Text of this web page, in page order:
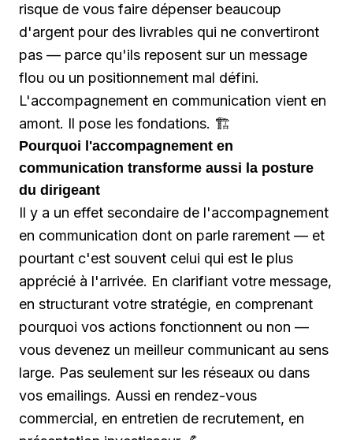
risque de vous faire dépenser beaucoup
d'argent pour des livrables qui ne convertiront
pas — parce qu'ils reposent sur un message
flou ou un positionnement mal défini.
L'accompagnement en communication vient en
amont. Il pose les fondations. 🏗️
Pourquoi l'accompagnement en
communication transforme aussi la posture
du dirigeant
Il y a un effet secondaire de l'accompagnement
en communication dont on parle rarement — et
pourtant c'est souvent celui qui est le plus
apprécié à l'arrivée. En clarifiant votre message,
en structurant votre stratégie, en comprenant
pourquoi vos actions fonctionnent ou non —
vous devenez un meilleur communicant au sens
large. Pas seulement sur les réseaux ou dans
vos emailings. Aussi en rendez-vous
commercial, en entretien de recrutement, en